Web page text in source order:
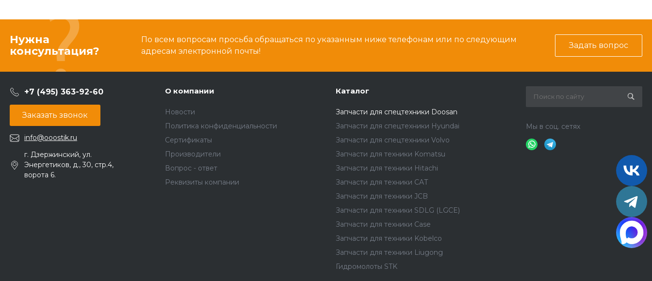
Нужна
консультация?
По всем вопросам просьба обращаться по указанным ниже телефонам или по следующим
адресам электронной почты!
Задать вопрос
+7 (495) 363-92-60
Заказать звонок
info@ooostik.ru
г. Дзержинский, ул.
Энергетиков, д., 30, стр.4,
ворота 6.
О компании
Новости
Политика конфиденциальности
Сертификаты
Производители
Вопрос - ответ
Реквизиты компании
Каталог
Запчасти для спецтехники Doosan
Запчасти для спецтехники Hyundai
Запчасти для спецтехники Volvo
Запчасти для техники Komatsu
Запчасти для техники Hitachi
Запчасти для техники CAT
Запчасти для техники JCB
Запчасти для техники SDLG (LGCE)
Запчасти для техники Case
Запчасти для техники Kobelco
Запчасти для техники Liugong
Гидромолоты STK
Мы в соц. сетях